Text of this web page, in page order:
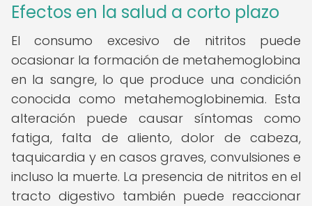
Efectos en la salud a corto plazo
El consumo excesivo de nitritos puede
ocasionar la formación de metahemoglobina
en la sangre, lo que produce una condición
conocida como metahemoglobinemia. Esta
alteración puede causar síntomas como
fatiga, falta de aliento, dolor de cabeza,
taquicardia y en casos graves, convulsiones e
incluso la muerte. La presencia de nitritos en el
tracto digestivo también puede reaccionar